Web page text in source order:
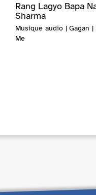
Rang Lagyo Bapa
Sharma
Musique audio | Gagan |
Me